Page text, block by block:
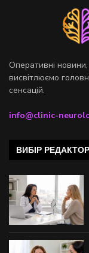
Оперативні новини,
висвітлюємо
сенсацій.
info@clinic-
ВИБІР